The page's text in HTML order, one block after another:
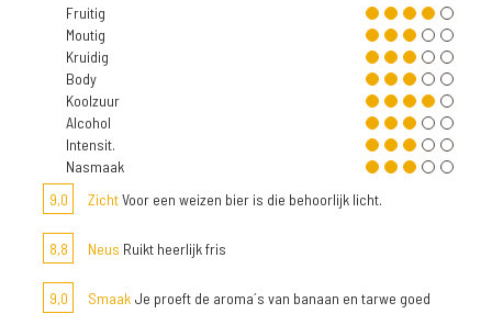
Fruitig
Moutig
Kruidig
Body
Koolzuur
Alcohol
Intensit.
Nasmaak
9,0
ZichtVoor een weizen bier is die behoorlijk licht.
8,8 Neus Ruikt heerlijk fris
9,0 Smaak Je proeft de aroma´s van banaan en tarwe goed